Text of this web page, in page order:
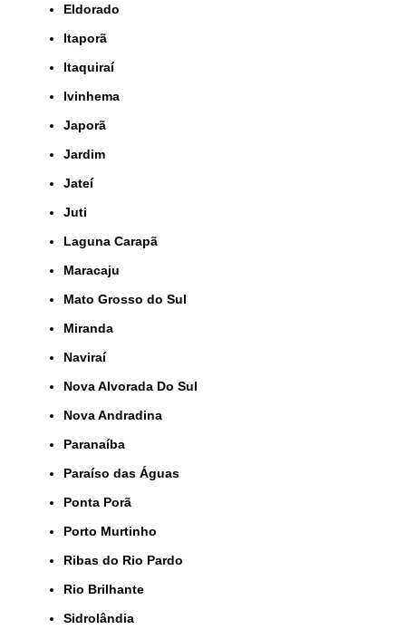
Eldorado
Itaporã
Itaquiraí
Ivinhema
Japorã
Jardim
Jateí
Juti
Laguna Carapã
Maracaju
Mato Grosso do Sul
Miranda
Naviraí
Nova Alvorada Do Sul
Nova Andradina
Paranaíba
Paraíso das Águas
Ponta Porã
Porto Murtinho
Ribas do Rio Pardo
Rio Brilhante
Sidrolândia